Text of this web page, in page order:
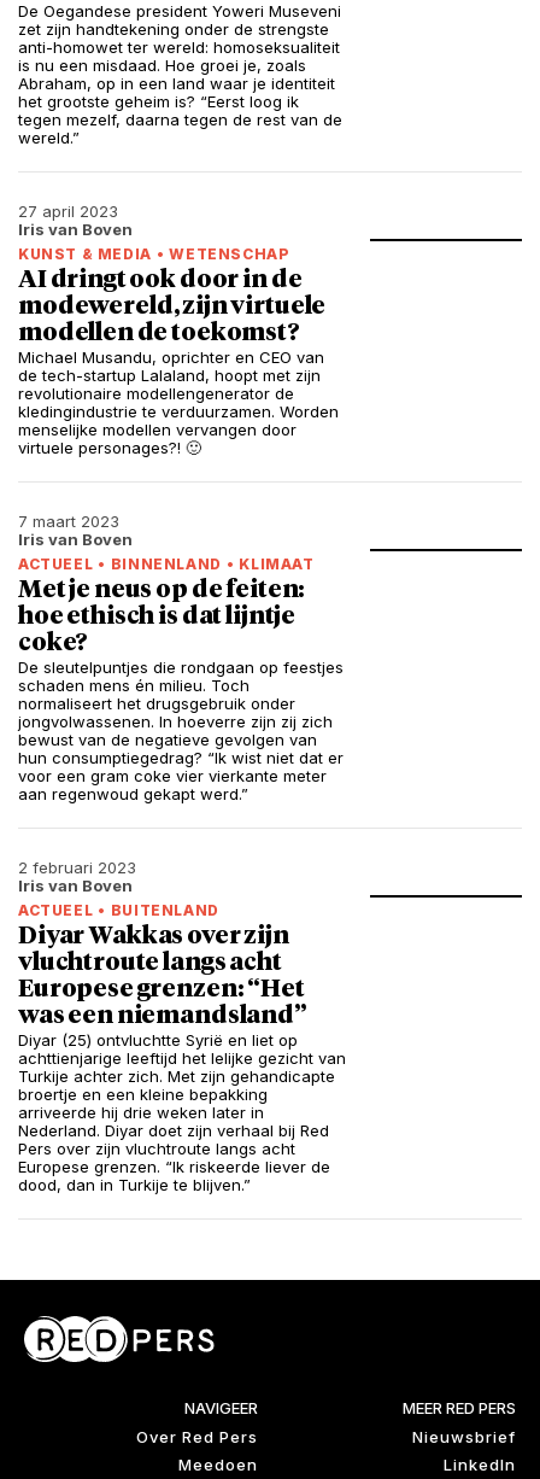
De Oegandese president Yoweri Museveni
zet zijn handtekening onder de strengste
anti-homowet ter wereld: homoseksualiteit
is nu een misdaad. Hoe groei je, zoals
Abraham, op in een land waar je identiteit
het grootste geheim is? “Eerst loog ik
tegen mezelf, daarna tegen de rest van de
wereld.”
27 april 2023
Iris van Boven
KUNST & MEDIA • WETENSCHAP
AI dringt ook door in de
modewereld, zijn virtuele
modellen de toekomst?
Michael Musandu, oprichter en CEO van
de tech-startup Lalaland, hoopt met zijn
revolutionaire modellengenerator de
kledingindustrie te verduurzamen. Worden
menselijke modellen vervangen door
virtuele personages?! 🙂
7 maart 2023
Iris van Boven
ACTUEEL • BINNENLAND • KLIMAAT
Met je neus op de feiten:
hoe ethisch is dat lijntje
coke?
De sleutelpuntjes die rondgaan op feestjes
schaden mens én milieu. Toch
normaliseert het drugsgebruik onder
jongvolwassenen. In hoeverre zijn zij zich
bewust van de negatieve gevolgen van
hun consumptiegedrag? “Ik wist niet dat er
voor een gram coke vier vierkante meter
aan regenwoud gekapt werd.”
2 februari 2023
Iris van Boven
ACTUEEL • BUITENLAND
Diyar Wakkas over zijn
vluchtroute langs acht
Europese grenzen: “Het
was een niemandsland”
Diyar (25) ontvluchtte Syrië en liet op
achttienjarige leeftijd het lelijke gezicht van
Turkije achter zich. Met zijn gehandicapte
broertje en een kleine bepakking
arriveerde hij drie weken later in
Nederland. Diyar doet zijn verhaal bij Red
Pers over zijn vluchtroute langs acht
Europese grenzen. “Ik riskeerde liever de
dood, dan in Turkije te blijven.”
NAVIGEER
Over Red Pers
Meedoen
MEER RED PERS
Nieuwsbrief
LinkedIn